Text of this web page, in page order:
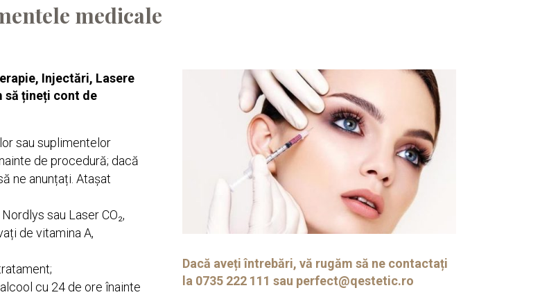
medicale
Injectări, Lasere
să țineți cont de
sau suplimentelor
de procedură; dacă
ne anunțați. Atașat
sau Laser CO₂,
de vitamina A,
cu 24 de ore înainte
Dacă aveți întrebări, vă rugăm să ne contactați
la 0735 222 111 sau perfect@qestetic.ro